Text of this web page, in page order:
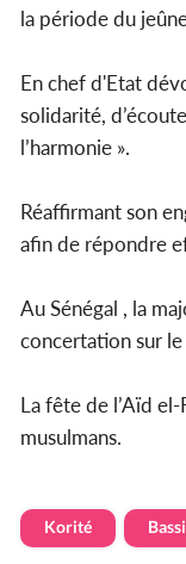
la période du
En chef d'Etat
solidarité,
l’harmonie ».
Réaffirmant son
afin de répondre
Au Sénégal , la
concertation sur
La fête de l’Aïd
musulmans.
Korité